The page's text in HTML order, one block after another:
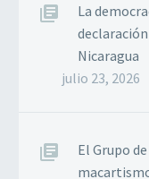
La
Nicaragua
julio 23, 2026
El Grupo